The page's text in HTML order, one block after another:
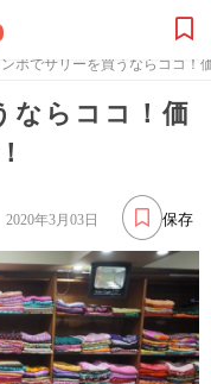
ボでサリーを買うならココ！
ならココ！価
保存
2020年3月03日